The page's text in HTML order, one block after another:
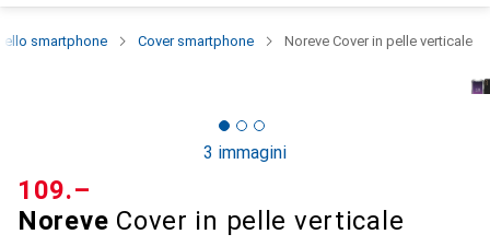
smartphone Cover smartphone Noreve Cover in pelle verticale
3 immagini
Noreve Cover in pelle verticale
CHF
109.–